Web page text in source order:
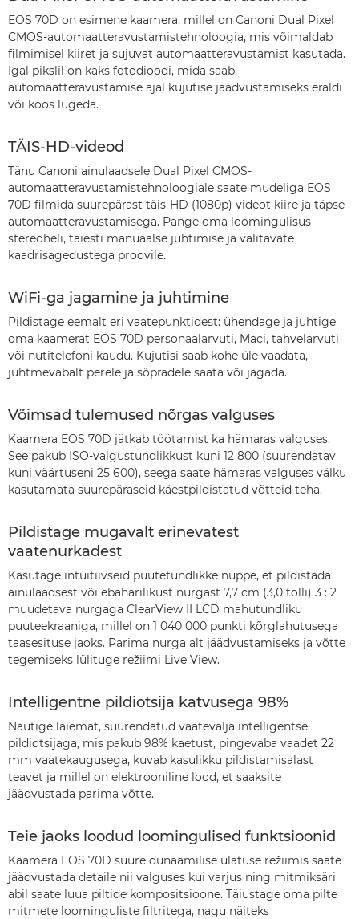
EOS 70D on esimene kaamera, millel on Canoni Dual Pixel
CMOS-automaatteravustamistehnoloogia, mis võimaldab
filmimisel kiiret ja sujuvat automaatteravustamist kasutada.
Igal pikslil on kaks fotodioodi, mida saab
automaatteravustamise ajal kujutise jäädvustamiseks eraldi
või koos lugeda.
TÄIS-HD-videod
Tänu Canoni ainulaadsele Dual Pixel CMOS-
automaatteravustamistehnoloogiale saate mudeliga EOS
70D filmida suurepärast täis-HD (1080p) videot kiire ja täpse
automaatteravustamisega. Pange oma loomingulisus
stereoheli, täiesti manuaalse juhtimise ja valitavate
kaadrisagedustega proovile.
WiFi-ga jagamine ja juhtimine
Pildistage eemalt eri vaatepunktidest: ühendage ja juhtige
oma kaamerat EOS 70D personaalarvuti, Maci, tahvelarvuti
või nutitelefoni kaudu. Kujutisi saab kohe üle vaadata,
juhtmevabalt perele ja sõpradele saata või jagada.
Võimsad tulemused nõrgas valguses
Kaamera EOS 70D jätkab töötamist ka hämaras valguses.
See pakub ISO-valgustundlikkust kuni 12 800 (suurendatav
kuni väärtuseni 25 600), seega saate hämaras valguses välku
kasutamata suurepäraseid käestpildistatud võtteid teha.
Pildistage mugavalt erinevatest
vaatenurkadest
Kasutage intuitiivseid puutetundlikke nuppe, et pildistada
ainulaadsest või ebaharilikust nurgast 7,7 cm (3,0 tolli) 3 : 2
muudetava nurgaga ClearView II LCD mahutundliku
puuteekraaniga, millel on 1 040 000 punkti kõrglahutusega
taasesituse jaoks. Parima nurga alt jäädvustamiseks ja võtte
tegemiseks lülituge režiimi Live View.
Intelligentne pildiotsija katvusega 98%
Nautige laiemat, suurendatud vaatevälja intelligentse
pildiotsijaga, mis pakub 98% kaetust, pingevaba vaadet 22
mm vaatekaugusega, kuvab kasulikku pildistamisalast
teavet ja millel on elektrooniline lood, et saaksite
jäädvustada parima võtte.
Teie jaoks loodud loomingulised funktsioonid
Kaamera EOS 70D suure dünaamilise ulatuse režiimis saate
jäädvustada detaile nii valguses kui varjus ning mitmiksäri
abil saate luua piltide kompositsioone. Täiustage oma pilte
mitmete loominguliste filtritega, nagu näiteks